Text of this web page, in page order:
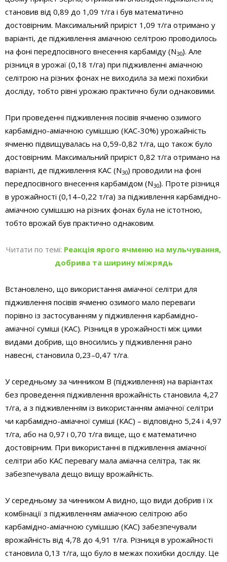
становив від 0,89 до 1,09 т/га і був математично
достовірним. Максимальний приріст 1,09 т/га отримано у
варіанті, де підживлення аміачною селітрою проводилось
на фоні передпосівного внесення карбаміду (N30). Але
різниця в урожаї (0,18 т/га) при підживленні аміачною
селітрою на різних фонах не виходила за межі похибки
досліду, тобто рівні урожаю практично були однаковими.
При проведенні підживлення посівів ячменю озимого
карбамідно-аміачною сумішшю (КАС-30%) урожайність
ячменю підвищувалась на 0,59-0,82 т/га, що також було
достовірним. Максимальний приріст 0,82 т/га отримано на
варіанті, де підживлення КАС (N30) проводили на фоні
передпосівного внесення карбамідом (N30). Проте різниця
в урожайності (0,14–0,22 т/га) за підживлення карбамідно-
аміачною сумішшю на різних фонах була не істотною,
тобто врожай був практично однаковим.
Читати по темі: Реакція ярого ячменю на мульчування,
добрива та ширину міжрядь
Встановлено, що використання аміачної селітри для
підживлення посівів ячменю озимого мало переваги
порівно із застосуванням у підживлення карбамідно-
аміачної суміші (КАС). Різниця в урожайності між цими
видами добрив, що вносились у підживлення рано
навесні, становила 0,23–0,47 т/га.
У середньому за чинником В (підживлення) на варіантах
без проведення підживлення врожайність становила 4,27
т/га, а з підживленням із використанням аміачної селітри
чи карбамідно-аміачної суміші (КАС) – відповідно 5,24 і 4,97
т/га, або на 0,97 і 0,70 т/га вище, що є математично
достовірним. При використанні в підживлення аміачної
селітри або КАС перевагу мала аміачна селітра, так як
забезпечувала дещо вищу врожайність.
У середньому за чинником А видно, що види добрив і їх
комбінації з підживленням аміачною селітрою або
карбамідно-аміачною сумішшю (КАС) забезпечували
врожайність від 4,78 до 4,91 т/га. Різниця в урожайності
становила 0,13 т/га, що було в межах похибки досліду. Це